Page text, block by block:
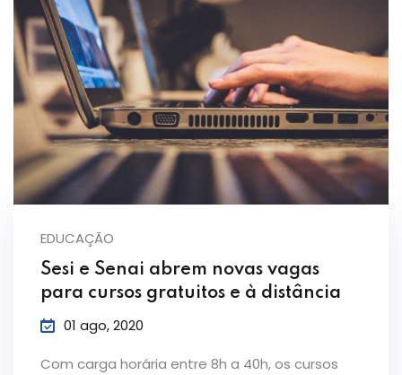
EDUCAÇÃO
Sesi e Senai abrem novas vagas
para cursos gratuitos e à distância
01 ago, 2020
Com carga horária entre 8h a 40h, os cursos